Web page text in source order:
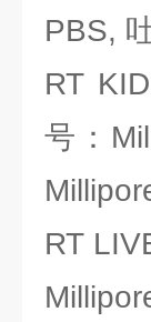
PBS,
RT
号：
RT